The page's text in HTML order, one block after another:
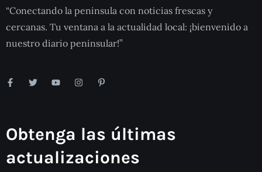
“Conectando la peninsula con noticias frescas y
cercanas. Tu ventana a la actualidad local: ¡bienvenido a
nuestro diario peninsular!”
Obtenga las últimas
actualizaciones